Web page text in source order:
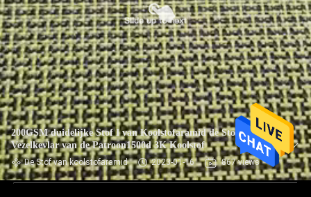
200GSM duidelijke Stof I van Koolstofaramid de Stof van de
Vezelkevlar van de Patroon1500d 3K Koolstof
De Stof van koolstofaramid 2023-01-16 867 views